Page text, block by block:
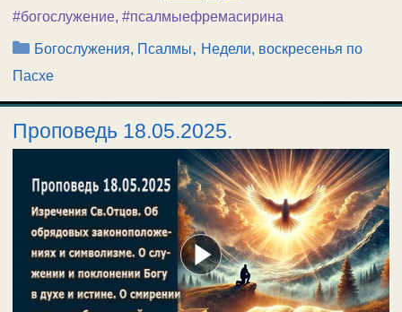
#богослужение, #псалмыефремасирина
Рубрики
Богослужения, Псалмы, Недели, воскресенья по
Пасхе
Проповедь 18.05.2025.